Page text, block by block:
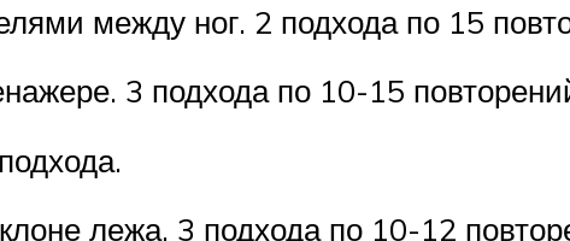
между ног. 2 подхода по 15
3 подхода по 10-15
лежа. 3 подхода по 10-12